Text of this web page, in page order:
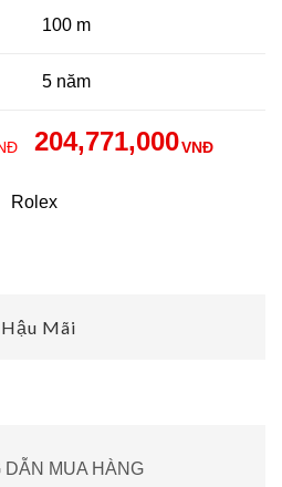
100 m
5 năm
204,771,000VNĐ
Rolex
Mãi
MUA HÀNG